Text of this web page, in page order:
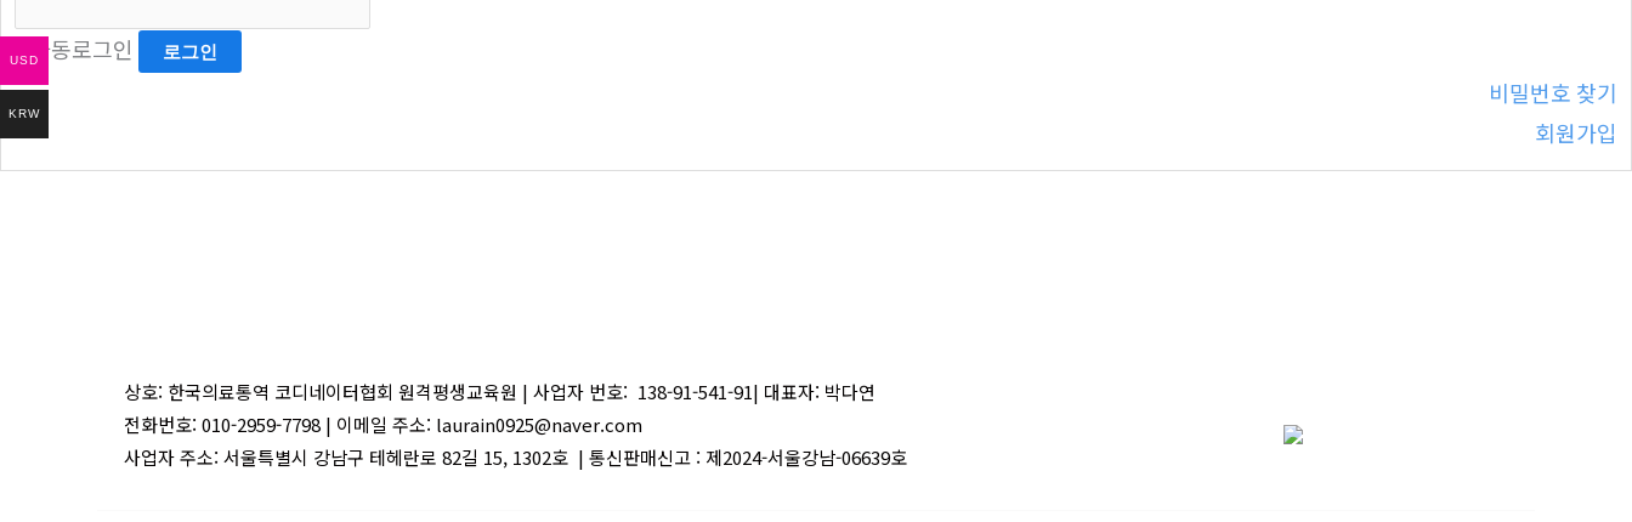
자동로그인
비밀번호 찾기
회원가입
상호: 한국의료통역 코디네이터협회 원격평생교육원 | 사업자 번호: 138-91-541-91| 대표자: 박다연
전화번호: 010-2959-7798 | 이메일 주소: laurain0925@naver.com
사업자 주소: 서울특별시 강남구 테헤란로 82길 15, 1302호 | 통신판매신고 : 제2024-서울강남-06639호
USD
KRW